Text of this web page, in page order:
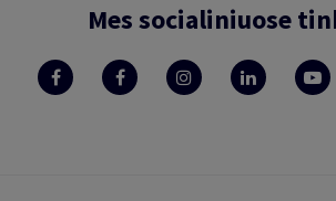
Mes socialiniuose